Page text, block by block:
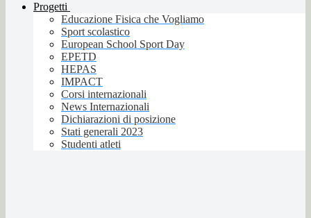
Progetti
Educazione Fisica che Vogliamo
Sport scolastico
European School Sport Day
EPETD
HEPAS
IMPACT
Corsi internazionali
News Internazionali
Dichiarazioni di posizione
Stati generali 2023
Studenti atleti